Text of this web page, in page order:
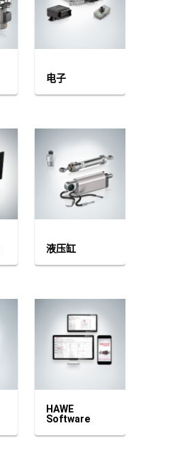
电子
液压缸
HAWE
Software